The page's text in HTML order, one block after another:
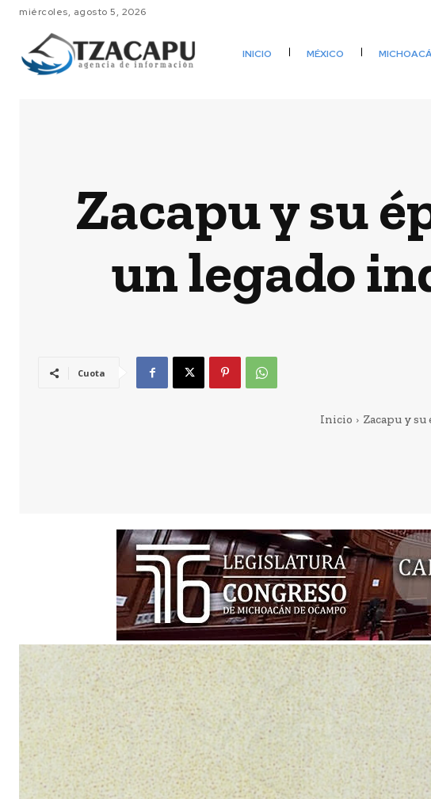
miércoles, agosto 5, 2026
INICIO MÉXICO
Zacapu y su
un legado
Cuota
Inicio Zacapu y